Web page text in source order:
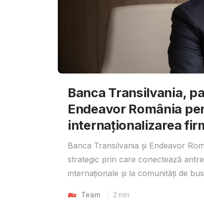
Banca Transilvania,
Endeavor România
internaționalizarea
Banca Transilvania și Endeavor
strategic prin care conectează
internaționale și la comunități de
Team 2 min